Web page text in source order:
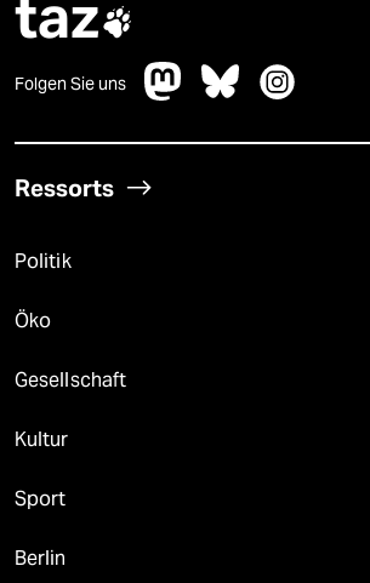
taz
Folgen Sie uns
Ressorts
Politik
Öko
Gesellschaft
Kultur
Sport
Berlin